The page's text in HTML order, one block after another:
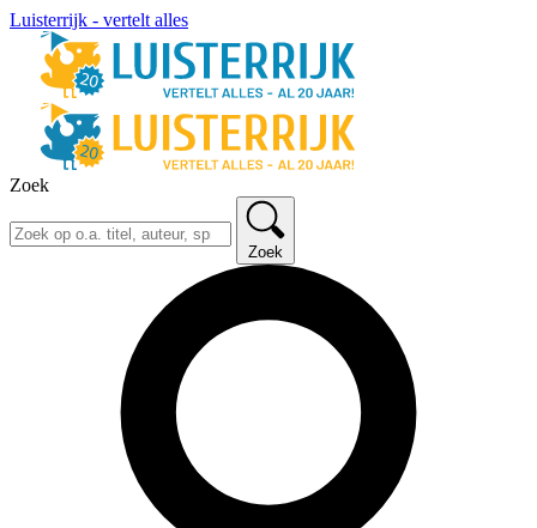
Luisterrijk - vertelt alles
Zoek
Zoek